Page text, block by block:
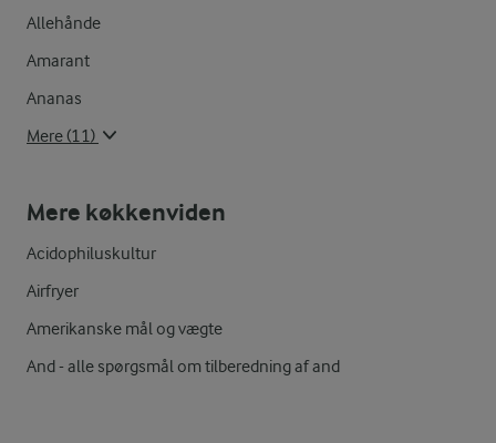
Allehånde
Amarant
Ananas
Mere (11)
Mere køkkenviden
Acidophiluskultur
Airfryer
Amerikanske mål og vægte
And - alle spørgsmål om tilberedning af and